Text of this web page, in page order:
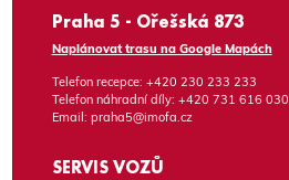
Praha 5 - Ořešská 873
Naplánovat trasu na Google Mapách
Telefon recepce: +420 230 233 233
Telefon náhradní díly: +420 731 616 030
Email: praha5@imofa.cz
SERVIS VOZŮ